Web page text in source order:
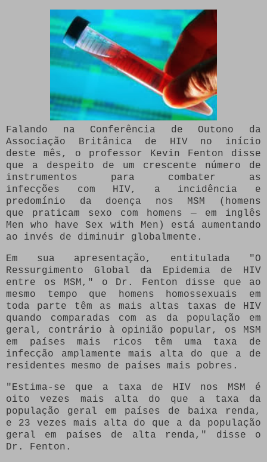
Falando na Conferência de Outono da
Associação Britânica de HIV no início
deste mês, o professor Kevin Fenton disse
que a despeito de um crescente número de
instrumentos para combater as
infecções com HIV, a incidência e
predomínio da doença nos MSM (homens
que praticam sexo com homens — em inglês
Men who have Sex with Men) está aumentando
ao invés de diminuir globalmente.
Em sua apresentação, entitulada "O
Ressurgimento Global da Epidemia de HIV
entre os MSM," o Dr. Fenton disse que ao
mesmo tempo que homens homossexuais em
toda parte têm as mais altas taxas de HIV
quando comparadas com as da população em
geral, contrário à opinião popular, os MSM
em países mais ricos têm uma taxa de
infecção amplamente mais alta do que a de
residentes mesmo de países mais pobres.
"Estima-se que a taxa de HIV nos MSM é
oito vezes mais alta do que a taxa da
população geral em países de baixa renda,
e 23 vezes mais alta do que a da população
geral em países de alta renda," disse o
Dr. Fenton.